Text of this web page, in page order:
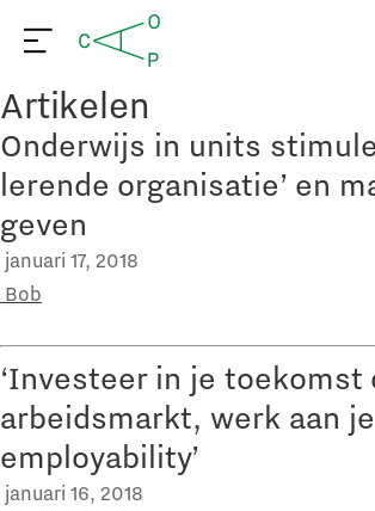
Artikelen
Onderwijs in units
lerende organisatie’ en
geven
januari 17, 2018
Bob
‘Investeer in je toekomst
arbeidsmarkt, werk aan je
employability’
januari 16, 2018